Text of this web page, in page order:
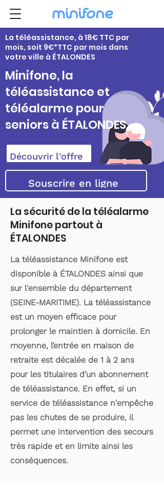
La téléassistance, à 18€ TTC par
mois, soit 9€*TTC par mois dans
votre ville à ÉTALONDES
Minifone, la
téléassistance et
téléalarme pour
seniors à ÉTALONDES
Découvrir l'offre
Souscrire en ligne
La sécurité de la téléalarme
Minifone partout à
ÉTALONDES
La téléassistance Minifone est
disponible à ÉTALONDES ainsi que
sur l'ensemble du département
(SEINE-MARITIME). La téléassistance
est un moyen efficace pour
prolonger le maintien à domicile. En
moyenne, l’entrée en maison de
retraite est décalée de 1 à 2 ans
pour les titulaires d’un abonnement
de téléassistance. En effet, si un
service de téléassistance n'empêche
pas les chutes de se produire, il
permet une intervention des secours
très rapide et en limite ainsi les
conséquences.